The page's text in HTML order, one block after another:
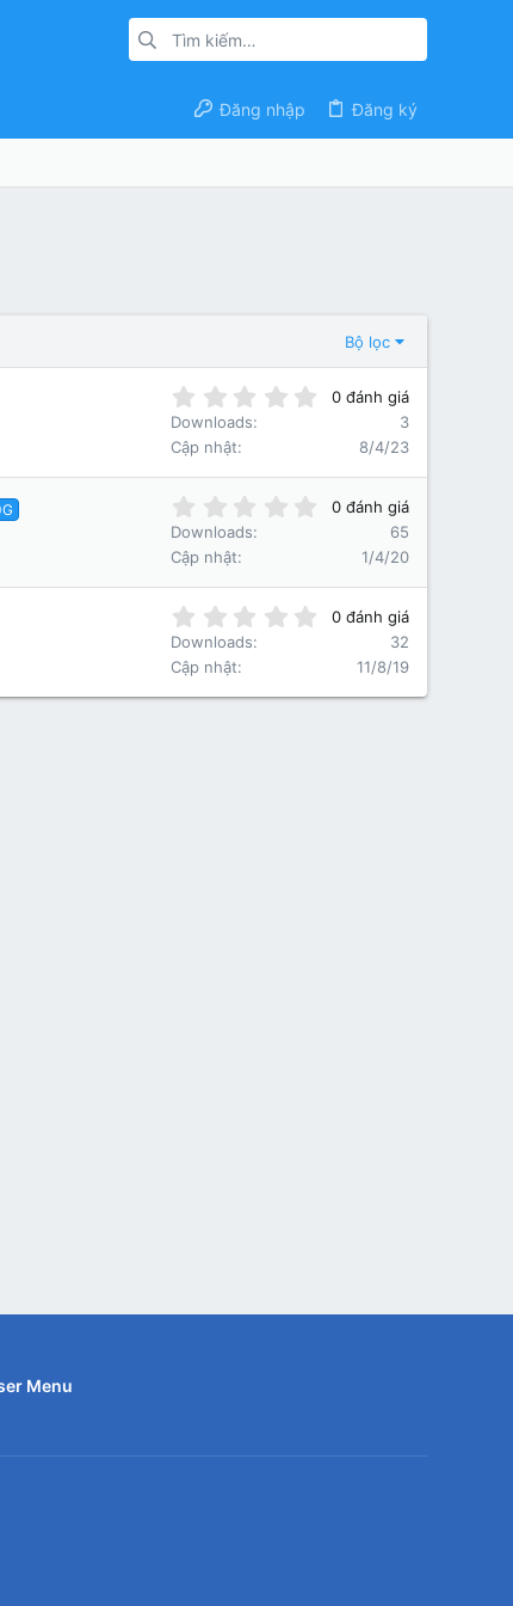
Đăng nhập Đăng ký
Bộ lọc
s
s
0 đánh giá
Downloads
3
Cập nhật
8/4/23
s
s
0 đánh giá
Downloads
65
Cập nhật
1/4/20
s
0 đánh giá
Downloads
32
Cập nhật
11/8/19
Menu